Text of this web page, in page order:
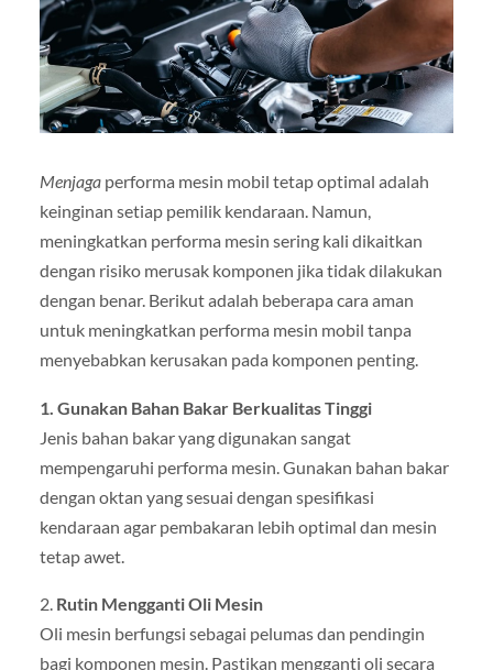
Menjagaperforma mesin mobil tetap optimal adalah
keinginan setiap pemilik kendaraan. Namun,
meningkatkan performa mesin sering kali dikaitkan
dengan risiko merusak komponen jika tidak dilakukan
dengan benar. Berikut adalah beberapa cara aman
untuk meningkatkan performa mesin mobil tanpa
menyebabkan kerusakan pada komponen penting.
1. Gunakan Bahan Bakar Berkualitas Tinggi
Jenis bahan bakar yang digunakan sangat
mempengaruhi performa mesin. Gunakan bahan bakar
dengan oktan yang sesuai dengan spesifikasi
kendaraan agar pembakaran lebih optimal dan mesin
tetap awet.
2. Rutin Mengganti Oli Mesin
Oli mesin berfungsi sebagai pelumas dan pendingin
bagi komponen mesin. Pastikan mengganti oli secara